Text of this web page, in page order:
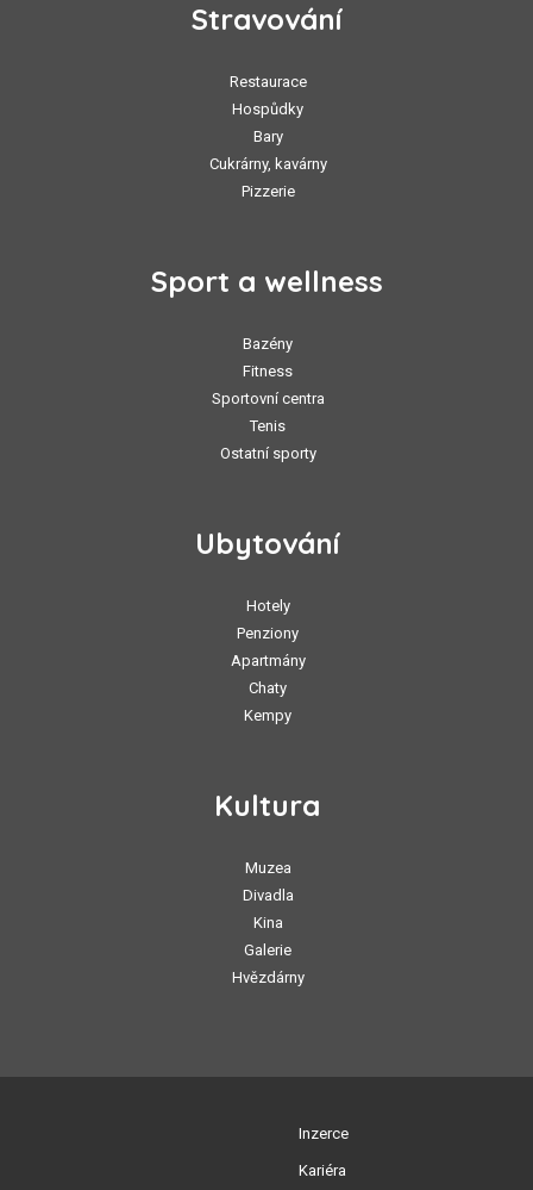
Stravování
Restaurace
Hospůdky
Bary
Cukrárny, kavárny
Pizzerie
Sport a wellness
Bazény
Fitness
Sportovní centra
Tenis
Ostatní sporty
Ubytování
Hotely
Penziony
Apartmány
Chaty
Kempy
Kultura
Muzea
Divadla
Kina
Galerie
Hvězdárny
Inzerce
Kariéra